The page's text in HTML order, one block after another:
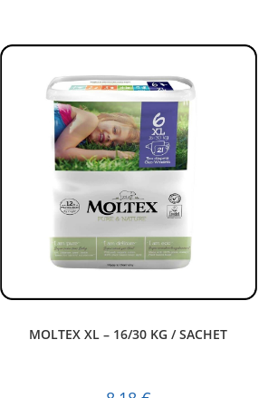
MOLTEX XL – 16/30 KG / SACHET